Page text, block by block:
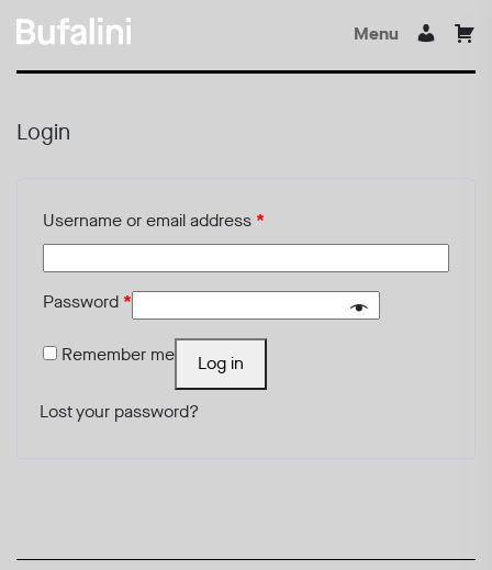
Menu
Login
Username or email address *
Password *
Remember me Log in
Lost your password?